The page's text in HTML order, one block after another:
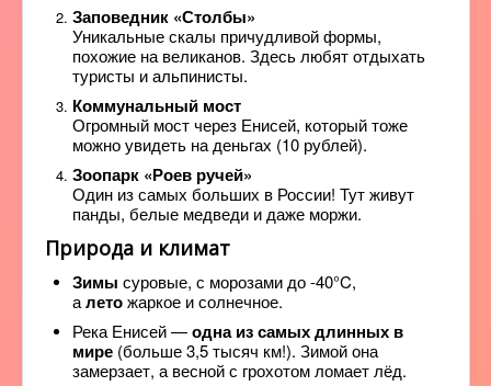
Заповедник «Столбы»
Уникальные скалы причудливой формы,
похожие на великанов. Здесь любят отдыхать
туристы и альпинисты.
Коммунальный мост
Огромный мост через Енисей, который тоже
можно увидеть на деньгах (10 рублей).
Зоопарк «Роев ручей»
Один из самых больших в России! Тут живут
панды, белые медведи и даже моржи.
Природа и климат
Зимы суровые, с морозами до -40°C,
алетожаркое и солнечное.
Река Енисей —одна из самых длинных в
мире (больше 3,5 тысяч км!). Зимой она
замерзает, а весной с грохотом ломает лёд.